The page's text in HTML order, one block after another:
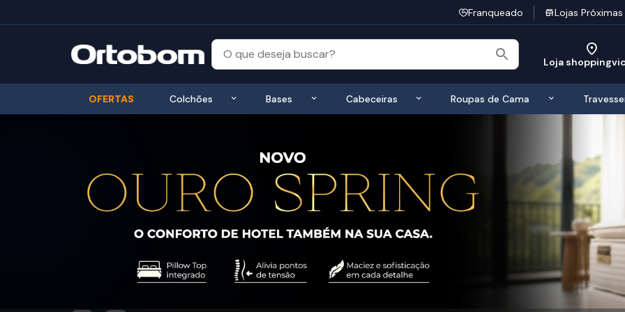
Franqueado Lojas Próximas
Loja
OFERTAS Colchões Exibir submenu de Colchões
Bases Exibir submenu de Bases
Cabeceiras Exibir submenu de Cabeceiras
Roupas de Cama Exibir